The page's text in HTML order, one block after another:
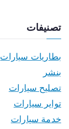
تصنيفات
بطاريات سيارات
بنشر
تصليح سيارات
تواير سيارات
خدمة سيارات